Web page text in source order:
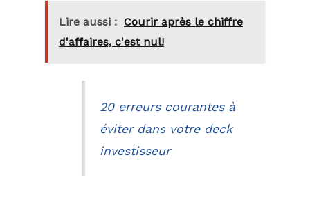
Lire aussi : Courir après le chiffre
d'affaires, c'est nul!
20 erreurs courantes à
éviter dans votre deck
investisseur